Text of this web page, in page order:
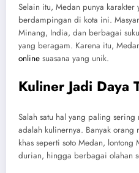
Selain itu, Medan punya
berdampingan di kota ini.
Minang, India, dan berbagai
yang beragam. Karena itu,
online suasana yang unik.
Kuliner Jadi Daya
Salah satu hal yang paling
adalah kulinernya. Banyak orang
khas seperti soto Medan,
durian, hingga berbagai olahan